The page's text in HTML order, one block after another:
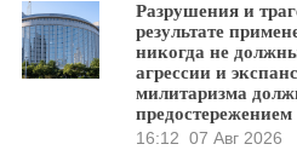
Разрушения и
результате
никогда не
агрессии и
милитаризма
предостережением
16:12 07 Авг 2026